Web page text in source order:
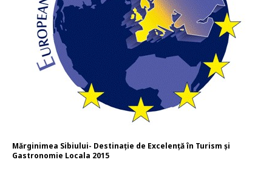
Mărginimea Sibiului- Destinație de Excelență în Turism și
Gastronomie Locala 2015